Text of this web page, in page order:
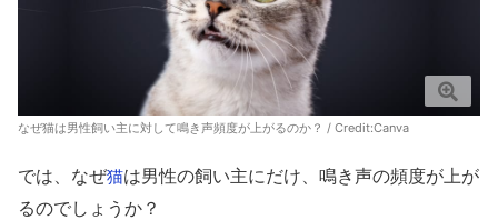
なぜ猫は男性飼い主に対して鳴き声頻度が上がるのか？ / Credit:Canva
では、なぜ猫は男性の飼い主にだけ、鳴き声の頻度が上が
るのでしょうか？